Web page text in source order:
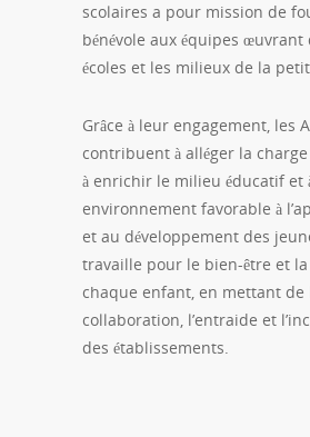
scolaires a pour mission de
bénévole aux équipes œuvrant
écoles et les milieux de la
Grâce à leur engagement, les
contribuent à alléger la
à enrichir le milieu éducatif et
environnement favorable à
et au développement des
travaille pour le bien-être et
chaque enfant, en mettant de
collaboration, l’entraide et
des établissements.